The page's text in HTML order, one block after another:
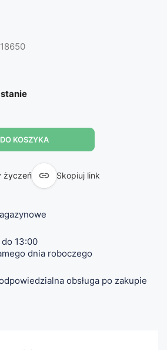
KOSZYKA
życzeń  Skopiuj link
do 13:00
dnia roboczego
obsługa po zakupie